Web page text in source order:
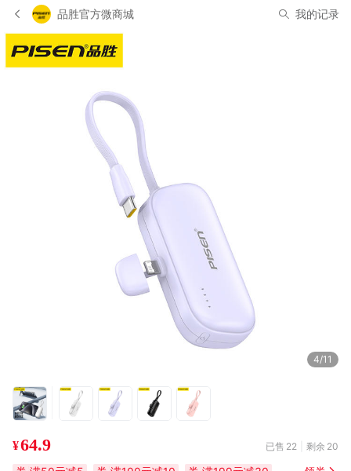
品胜官方微商城 我的记录
5/11
¥64.9 已售 22 剩余 20